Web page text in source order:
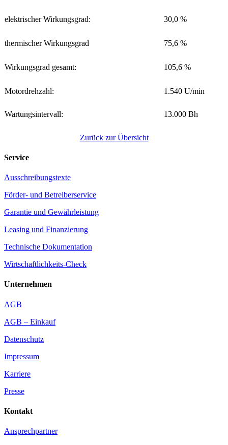
elektrischer Wirkungsgrad: 30,0 %
thermischer Wirkungsgrad 75,6 %
Wirkungsgrad gesamt: 105,6 %
Motordrehzahl: 1.540 U/min
Wartungsintervall: 13.000 Bh
Zurück zur Übersicht
Service
Ausschreibungstexte
Förder- und Betreiberservice
Garantie und Gewährleistung
Leasing und Finanzierung
Technische Dokumentation
Wirtschaftlichkeits-Check
Unternehmen
AGB
AGB – Einkauf
Datenschutz
Impressum
Karriere
Presse
Kontakt
Ansprechpartner